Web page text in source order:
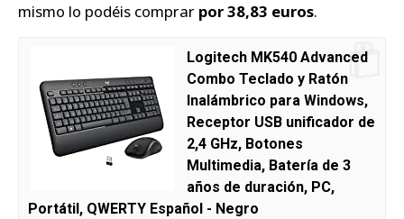
mismo lo podéis comprar por 38,83 euros.
Logitech MK540 Advanced
Combo Teclado y Ratón
Inalámbrico para Windows,
Receptor USB unificador de
2,4 GHz, Botones
Multimedia, Batería de 3
años de duración, PC,
Portátil, QWERTY Español - Negro